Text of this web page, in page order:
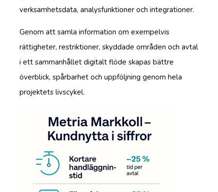
verksamhetsdata, analysfunktioner och integrationer.
Genom att samla information om exempelvis
rättigheter, restriktioner, skyddade områden och avtal
i ett sammanhållet digitalt flöde skapas bättre
överblick, spårbarhet och uppföljning genom hela
projektets livscykel.